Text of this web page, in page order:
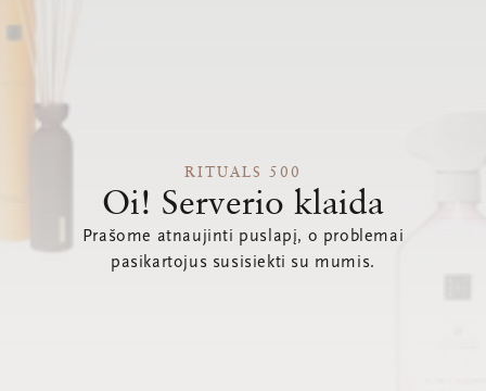
RITUALS 500
Oi! Serverio klaida
Prašome atnaujinti puslapį, o problemai
pasikartojus susisiekti su mumis.